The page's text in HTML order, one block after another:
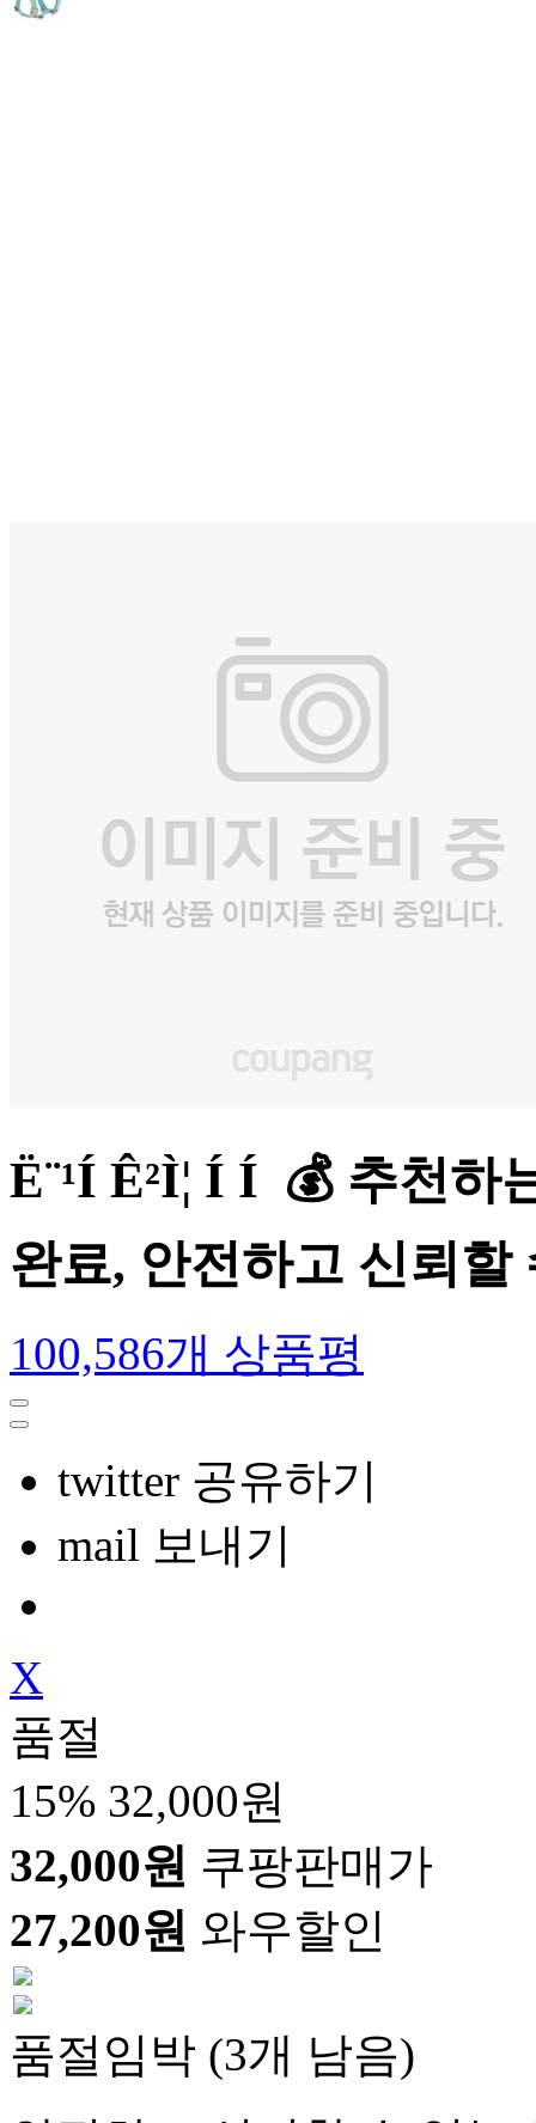
Ë¨¹Í Ê²Ì¦ Í Í 💰
완료, 안전하고 신뢰할
100,586개 상품평
twitter 공유하기
mail 보내기
X
품절
15% 32,000원
32,000원 쿠팡판매가
27,200원 와우할인
품절임박 (3개 남음)